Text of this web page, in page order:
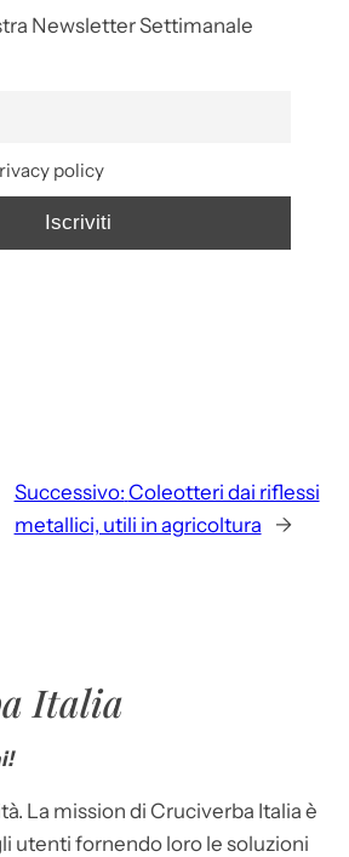
Newsletter Settimanale
policy
Successivo: Coleotteri dai riflessi
metallici, utili in agricoltura
→
Italia
La mission di Cruciverba Italia è
utenti fornendo loro le soluzioni